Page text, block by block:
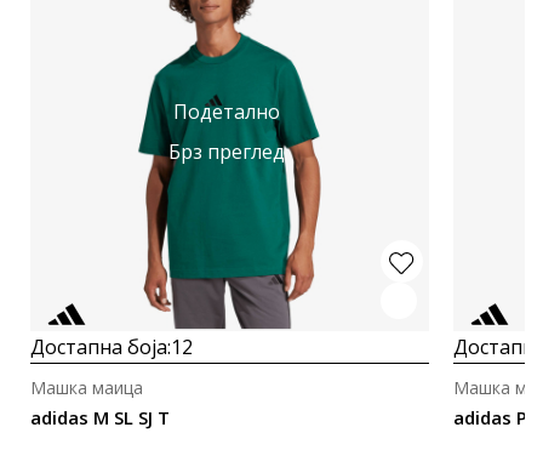
Подетално
Брз преглед
Достапна боја:12
adidas M SL SJ T
Машка маица
adidas
Машка